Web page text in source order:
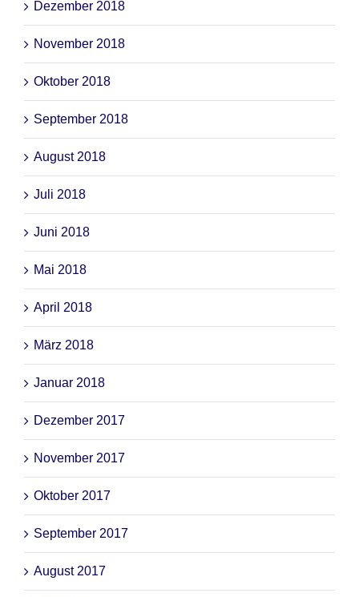
Dezember 2018
November 2018
Oktober 2018
September 2018
August 2018
Juli 2018
Juni 2018
Mai 2018
April 2018
März 2018
Januar 2018
Dezember 2017
November 2017
Oktober 2017
September 2017
August 2017